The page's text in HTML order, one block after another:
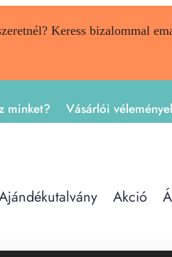
Keress bizalommal
minket? Vásárlói
Akció